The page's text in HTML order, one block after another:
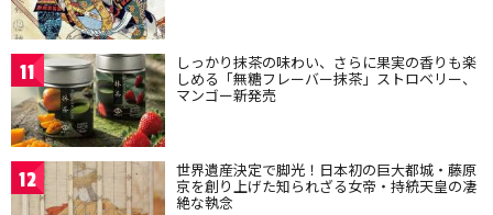
11 しっかり抹茶の味わい、さらに果実の香りも楽
しめる「無糖フレーバー抹茶」ストロベリー、
マンゴー新発売
12 世界遺産決定で脚光！日本初の巨大都城・藤原
京を創り上げた知られざる女帝・持統天皇の凄
絶な執念